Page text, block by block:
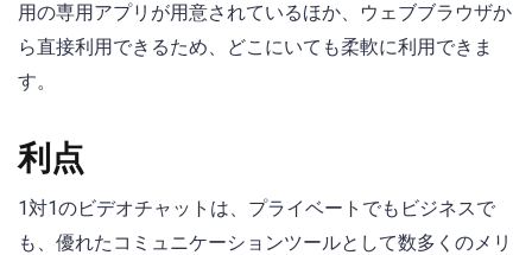
用の専用アプリが用意されているほか、ウェブブラウザか
ら直接利用できるため、どこにいても柔軟に利用できま
す。
利点
1対1のビデオチャットは、プライベートでもビジネスで
も、優れたコミュニケーションツールとして数多くのメリ